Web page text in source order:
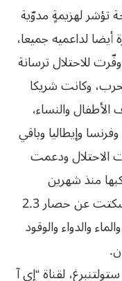
تؤشر لهزيمةٍ مدوّية
لداعميه جميعا،
للاحتلال ترسانة
وكانت شريكا
والنساء،
وإيطاليا وباقي
الاحتلال ودعمت
منذ شهرين
كاملين، وعدَّتها “دفاعا عن النفس” وسكتت عن حصار 2.3
والدواء والوقود
لقناة “إي آ